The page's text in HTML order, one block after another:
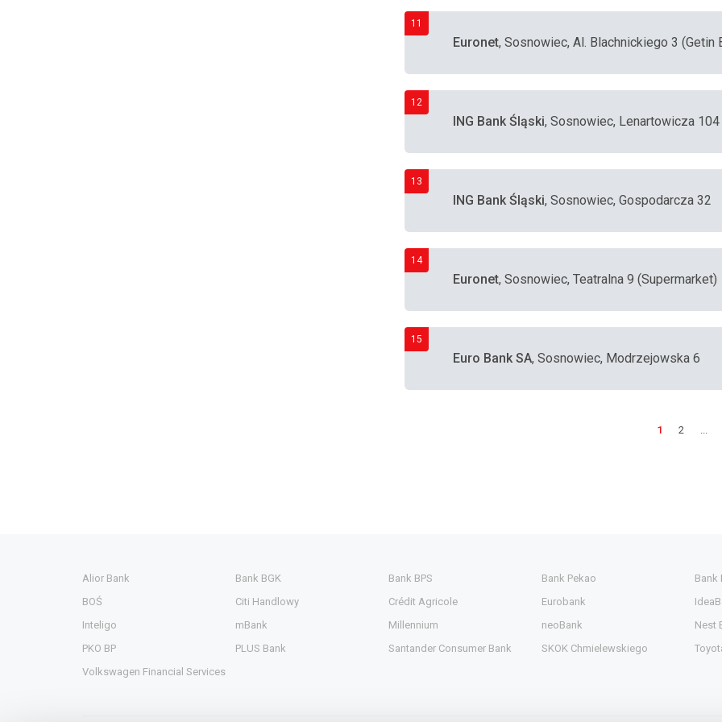
11
Euronet, Sosnowiec, Al. Blachnickiego 3 (Getin
12
ING Bank Śląski, Sosnowiec, Lenartowicza 104
13
ING Bank Śląski, Sosnowiec, Gospodarcza 32
14
Euronet, Sosnowiec, Teatralna 9 (Supermarket)
15
Euro Bank SA, Sosnowiec, Modrzejowska 6
1 2 ...
Alior Bank Bank BGK Bank BPS Bank Pekao Bank
BOŚ
Citi Handlowy Crédit Agricole Eurobank
Inteligo
mBank Millennium neoBank Nest
PKO BP
PLUS Bank Santander Consumer Bank SKOK Chmielewskiego
Volkswagen Financial Services